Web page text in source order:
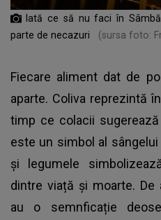
Iată ce să nu faci în
parte de necazuri
(sursa foto:
Fiecare aliment dat de
aparte. Coliva reprezintă
timp ce colacii
este un simbol al
și legumele
dintre viață și moarte. De
au o semnficație